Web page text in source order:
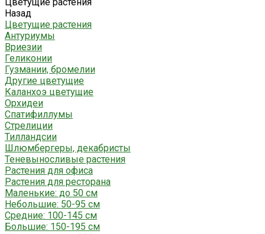
Назад
Цветущие растения
Антуриумы
Вриезии
Геликонии
Гузмании, бромелии
Другие цветущие
Каланхоэ цветущие
Орхидеи
Спатифиллумы
Стрелиции
Тилландсии
Шлюмбергеры, декабристы
Теневыносливые растения
Растения для офиса
Растения для ресторана
Маленькие: до 50 см
Небольшие: 50-95 см
Средние: 100-145 см
Большие: 150-195 см